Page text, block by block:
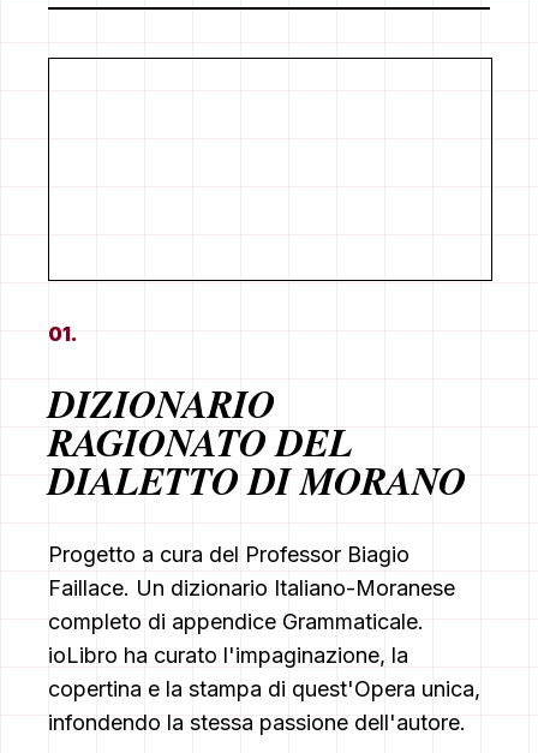
01.
DIZIONARIO
RAGIONATO DEL
DIALETTO DI MORANO
Progetto a cura del Professor Biagio
Faillace. Un dizionario Italiano-Moranese
completo di appendice Grammaticale.
ioLibro ha curato l'impaginazione, la
copertina e la stampa di quest'Opera unica,
infondendo la stessa passione dell'autore.